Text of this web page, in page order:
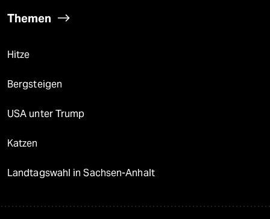
Themen
Hitze
Bergsteigen
USA unter Trump
Katzen
Landtagswahl in Sachsen-Anhalt